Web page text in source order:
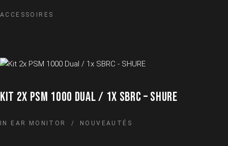
ACCESSOIRES
KIT 2X PSM 1000 DUAL / 1X SBRC – SHURE
IN EAR MONITOR NOUVEAUTÉS